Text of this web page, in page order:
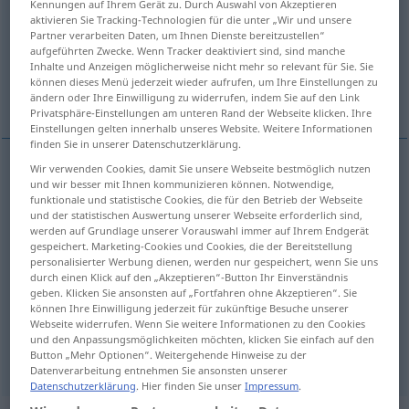
Übersicht aller Übersetzungen
(Für mehr Details die Übersetzung anklicken/antippen)
payment, settlement payment
payment Zahlung Bezahlen < NURSG >
settlement ZahlungBezahlen < NURSG>
payment Zahlung Betrag
Kennungen auf Ihrem Gerät zu. Durch Auswahl von Akzeptieren
aktivieren Sie Tracking-Technologien für die unter „Wir und unsere
Partner verarbeiten Daten, um Ihnen Dienste bereitzustellen“
aufgeführten Zwecke. Wenn Tracker deaktiviert sind, sind manche
Inhalte und Anzeigen möglicherweise nicht mehr so relevant für Sie. Sie
können dieses Menü jederzeit wieder aufrufen, um Ihre Einstellungen zu
ändern oder Ihre Einwilligung zu widerrufen, indem Sie auf den Link
Privatsphäre-Einstellungen am unteren Rand der Webseite klicken. Ihre
Einstellungen gelten innerhalb unseres Website. Weitere Informationen
finden Sie in unserer Datenschutzerklärung.
Wir verwenden Cookies, damit Sie unsere Webseite bestmöglich nutzen
und wir besser mit Ihnen kommunizieren können. Notwendige,
funktionale und statistische Cookies, die für den Betrieb der Webseite
und der statistischen Auswertung unserer Webseite erforderlich sind,
werden auf Grundlage unserer Vorauswahl immer auf Ihrem Endgerät
gespeichert. Marketing-Cookies und Cookies, die der Bereitstellung
personalisierter Werbung dienen, werden nur gespeichert, wenn Sie uns
durch einen Klick auf den „Akzeptieren“-Button Ihr Einverständnis
geben. Klicken Sie ansonsten auf „Fortfahren ohne Akzeptieren“. Sie
können Ihre Einwilligung jederzeit für zukünftige Besuche unserer
Webseite widerrufen. Wenn Sie weitere Informationen zu den Cookies
und den Anpassungsmöglichkeiten möchten, klicken Sie einfach auf den
Button „Mehr Optionen“. Weitergehende Hinweise zu der
Datenverarbeitung entnehmen Sie ansonsten unserer
Datenschutzerklärung. Hier finden Sie unserImpressum.